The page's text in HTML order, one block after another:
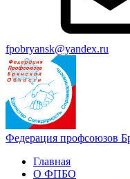
fpobryansk@yandex.ru
Федерация профсоюзов
Главная
О ФПБО